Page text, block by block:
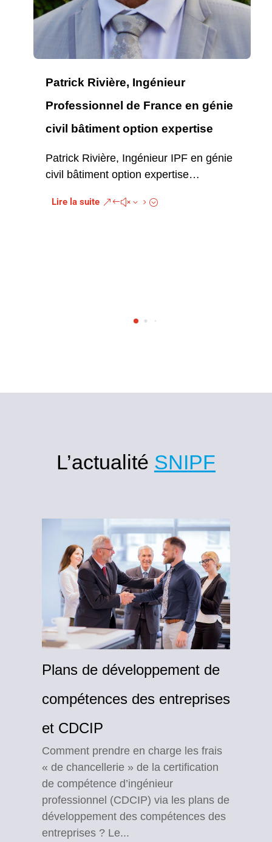
Patrick Rivière, Ingénieur
Professionnel de France en génie
civil bâtiment option expertise
Patrick Rivière, Ingénieur IPF en génie
civil bâtiment option expertise…
Lire la suite
L’actualité SNIPF
Plans de développement de
compétences des entreprises
et CDCIP
Comment prendre en charge les frais
« de chancellerie » de la certification
de compétence d’ingénieur
professionnel (CDCIP) via les plans de
développement des compétences des
entreprises ? Le...